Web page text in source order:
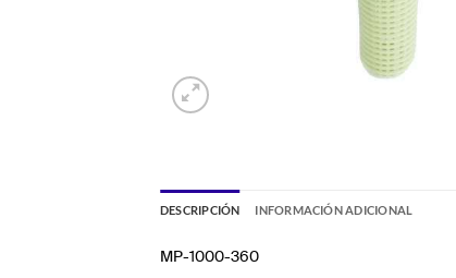
DESCRIPCIÓN INFORMACIÓN ADICIONAL
MP-1000-360